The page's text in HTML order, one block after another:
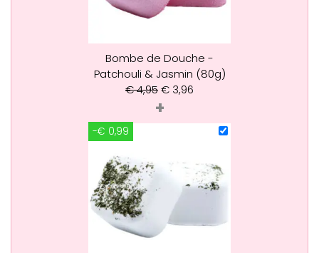
Bombe de Douche -
Patchouli & Jasmin (80g)
€4,95€ 3,96
+
-€ 0,99